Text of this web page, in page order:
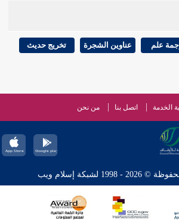
علم عناوين الشجرة تخريج حديث
الخدمة اتصل بنا من نحن
لشبكة إسلام ويب